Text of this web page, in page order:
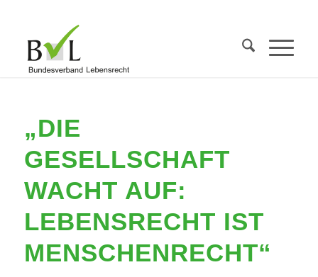
„DIE
GESELLSCHAFT
WACHT AUF:
LEBENSRECHT IST
MENSCHENRECHT“